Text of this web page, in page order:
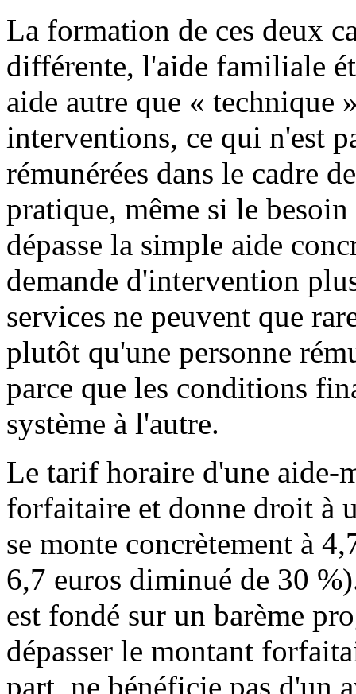
La formation de ces deux
différente, l'aide familiale
aide autre que « technique
interventions, ce qui n'est
rémunérées dans le cadre
pratique, même si le besoin
dépasse la simple aide
demande d'intervention
services ne peuvent que
plutôt qu'une personne
parce que les conditions
système à l'autre.
Le tarif horaire d'une aide-
forfaitaire et donne droit à
se monte concrètement à
6,7 euros diminué de 30
est fondé sur un barème
dépasser le montant
part, ne bénéficie pas d'un